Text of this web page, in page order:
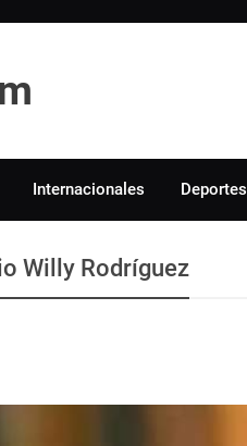
Internacionales Deportes
Willy Rodríguez